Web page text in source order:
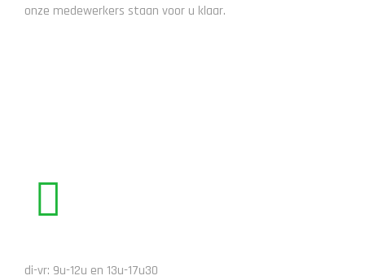
onze medewerkers staan voor u klaar.
di-vr: 9u-12u en 13u-17u30